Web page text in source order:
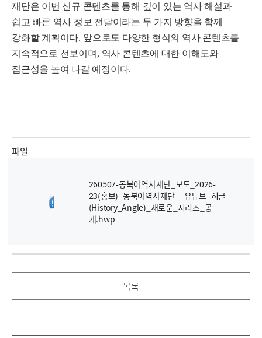
재단은 이번 신규 콘텐츠를 통해 깊이 있는 역사 해설과
쉽고 빠른 역사 정보 전달이라는 두 가지 방향을 함께
강화할 계획이다. 앞으로도 다양한 형식의 역사 콘텐츠를
지속적으로 선보이며 , 역사 콘텐츠에 대한 이해도와
접근성을 높여 나갈 예정이다.
파일
260507-동북아역사재단_보도_2026-
23(홍보)_동북아역사재단__유튜브_히글
(History_Angle)_새로운_시리즈_공
개.hwp
목록